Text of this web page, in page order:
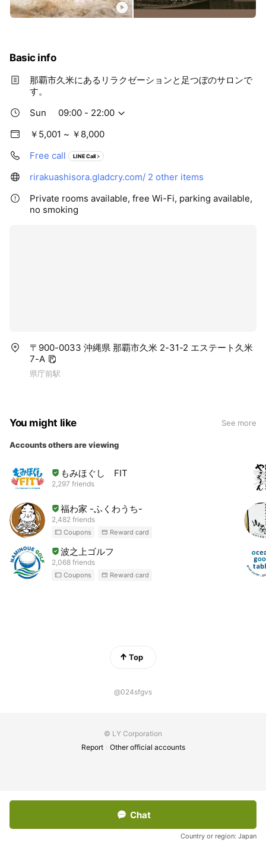
Basic info
那覇市久米にあるリラクゼーションと足つぼのサロンで
す。
Sun
09:00 - 22:00
￥5,001 ~ ￥8,000
Free call
LINE Call
rirakuashisora.gladcry.com/ 2 other items
Private rooms available, free Wi-Fi, parking available,
no smoking
〒900-0033 沖縄県 那覇市久米 2-31-2 エステート久米
7-A
県庁前駅
You might like See more
Accounts others are viewing
もみほぐし FIT
2,297 friends
福わ家 -ふくわうち-
2,482 friends
Coupons Reward card
波之上ゴルフ
2,068 friends
Coupons Reward card
Top
@024sfgvs
© LY Corporation
Report
Other official accounts
Chat
Country or region: Japan